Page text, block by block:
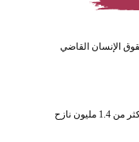
الإنسان القاضي
أكثر من 1.4 مليون نازح